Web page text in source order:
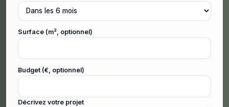
Surface (m², optionnel)
Budget (€, optionnel)
Décrivez votre projet